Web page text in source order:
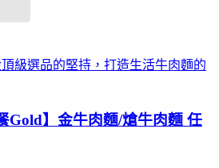
頂級選品的堅持，打造生活牛肉麵的
Gold】金牛肉麵/熗牛肉麵 任